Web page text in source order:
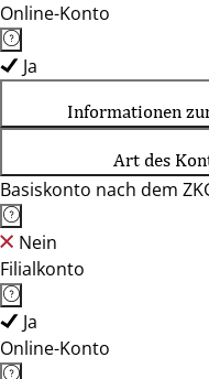
Online-Konto
Ja
Informationen
Art des
Basiskonto nach dem
Nein
Filialkonto
Ja
Online-Konto